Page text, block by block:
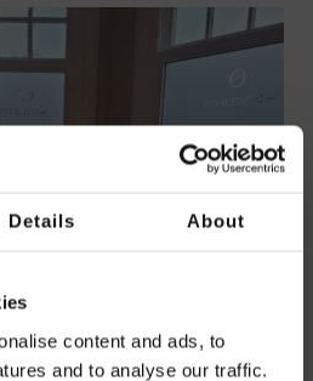
Details About
content and ads, to
and to analyse our traffic.